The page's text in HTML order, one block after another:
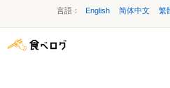
言語： English 简体中文 繁